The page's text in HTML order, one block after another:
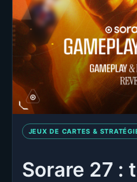
JEUX DE CARTES &
Sorare 27 :